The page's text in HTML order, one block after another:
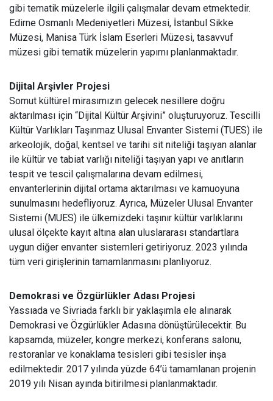
gibi tematik müzelerle ilgili çalışmalar devam etmektedir.
Edirne Osmanlı Medeniyetleri Müzesi, İstanbul Sikke
Müzesi, Manisa Türk İslam Eserleri Müzesi, tasavvuf
müzesi gibi tematik müzelerin yapımı planlanmaktadır.
Dijital Arşivler Projesi
Somut kültürel mirasımızın gelecek nesillere doğru
aktarılması için “Dijital Kültür Arşivini” oluşturuyoruz. Tescilli
Kültür Varlıkları Taşınmaz Ulusal Envanter Sistemi (TUES) ile
arkeolojik, doğal, kentsel ve tarihi sit niteliği taşıyan alanlar
ile kültür ve tabiat varlığı niteliği taşıyan yapı ve anıtların
tespit ve tescil çalışmalarına devam edilmesi,
envanterlerinin dijital ortama aktarılması ve kamuoyuna
sunulmasını hedefliyoruz. Ayrıca, Müzeler Ulusal Envanter
Sistemi (MUES) ile ülkemizdeki taşınır kültür varlıklarını
ulusal ölçekte kayıt altına alan uluslararası standartlara
uygun diğer envanter sistemleri getiriyoruz. 2023 yılında
tüm veri girişlerinin tamamlanmasını planlıyoruz.
Demokrasi ve Özgürlükler Adası Projesi
Yassıada ve Sivriada farklı bir yaklaşımla ele alınarak
Demokrasi ve Özgürlükler Adasına dönüştürülecektir. Bu
kapsamda, müzeler, kongre merkezi, konferans salonu,
restoranlar ve konaklama tesisleri gibi tesisler inşa
edilmektedir. 2017 yılında yüzde 64’ü tamamlanan projenin
2019 yılı Nisan ayında bitirilmesi planlanmaktadır.